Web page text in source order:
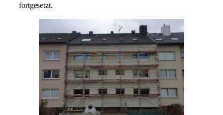
fortgesetzt.